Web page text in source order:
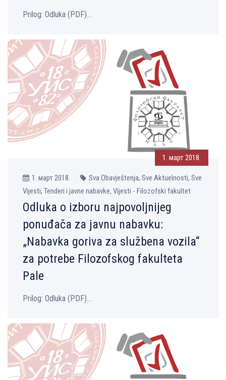
Prilog: Оdluka (PDF)...
1. март 2018.
1. март 2018.
Sva Obavještenja, Sve Aktuelnosti, Sve
Vijesti, Tenderi i javne nabavke, Vijesti - Filozofski fakultet
Odluka o izboru najpovolјnijeg
ponuđača za javnu nabavku:
„Nabavka goriva za službena vozila“
za potrebe Filozofskog fakulteta
Pale
Prilog: Оdluka (PDF)...